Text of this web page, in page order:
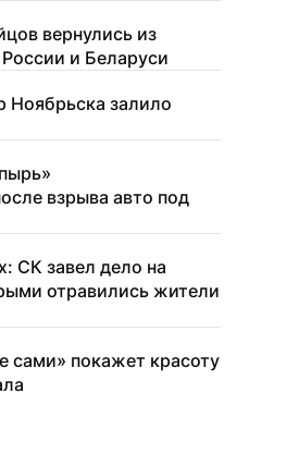
вернулись из
и Беларуси
Ноябрьска залило
взрыва авто под
СК завел дело на
отравились жители
сами» покажет красоту